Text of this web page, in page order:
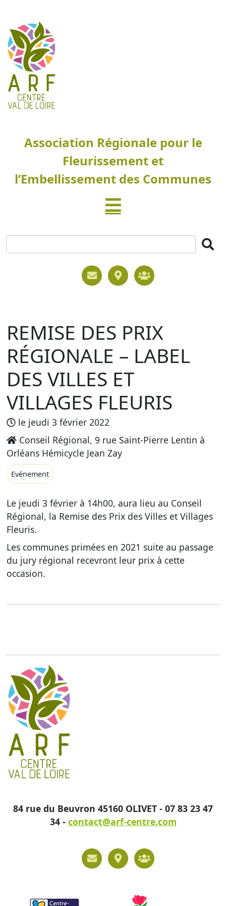
Association Régionale pour le
Fleurissement et
l’Embellissement des Communes
REMISE DES PRIX
RÉGIONALE – LABEL
DES VILLES ET
VILLAGES FLEURIS
le jeudi 3 février 2022
Conseil Régional, 9 rue Saint-Pierre Lentin à
Orléans Hémicycle Jean Zay
Evénement
Le jeudi 3 février à 14h00, aura lieu au Conseil
Régional, la Remise des Prix des Villes et Villages
Fleuris.
Les communes primées en 2021 suite au passage
du jury régional recevront leur prix à cette
occasion.
84 rue du Beuvron 45160 OLIVET - 07 83 23 47
34 - contact@arf-centre.com